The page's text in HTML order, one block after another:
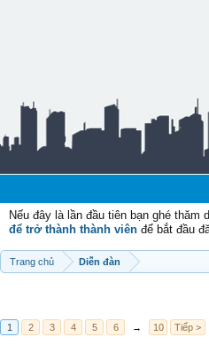
Nếu đây là lần đầu tiên bạn ghé
để trở thành thành viên để bắt đầu
Trang chủ Diễn đàn
1 2 3 4 5 6 → 10 Tiếp >